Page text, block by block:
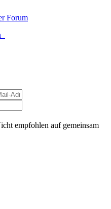
empfohlen auf gemeinsam